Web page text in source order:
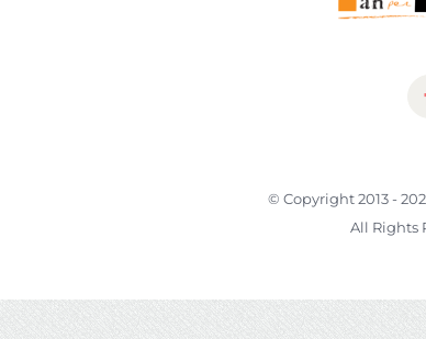
© Copyright 2013 -
All Rights